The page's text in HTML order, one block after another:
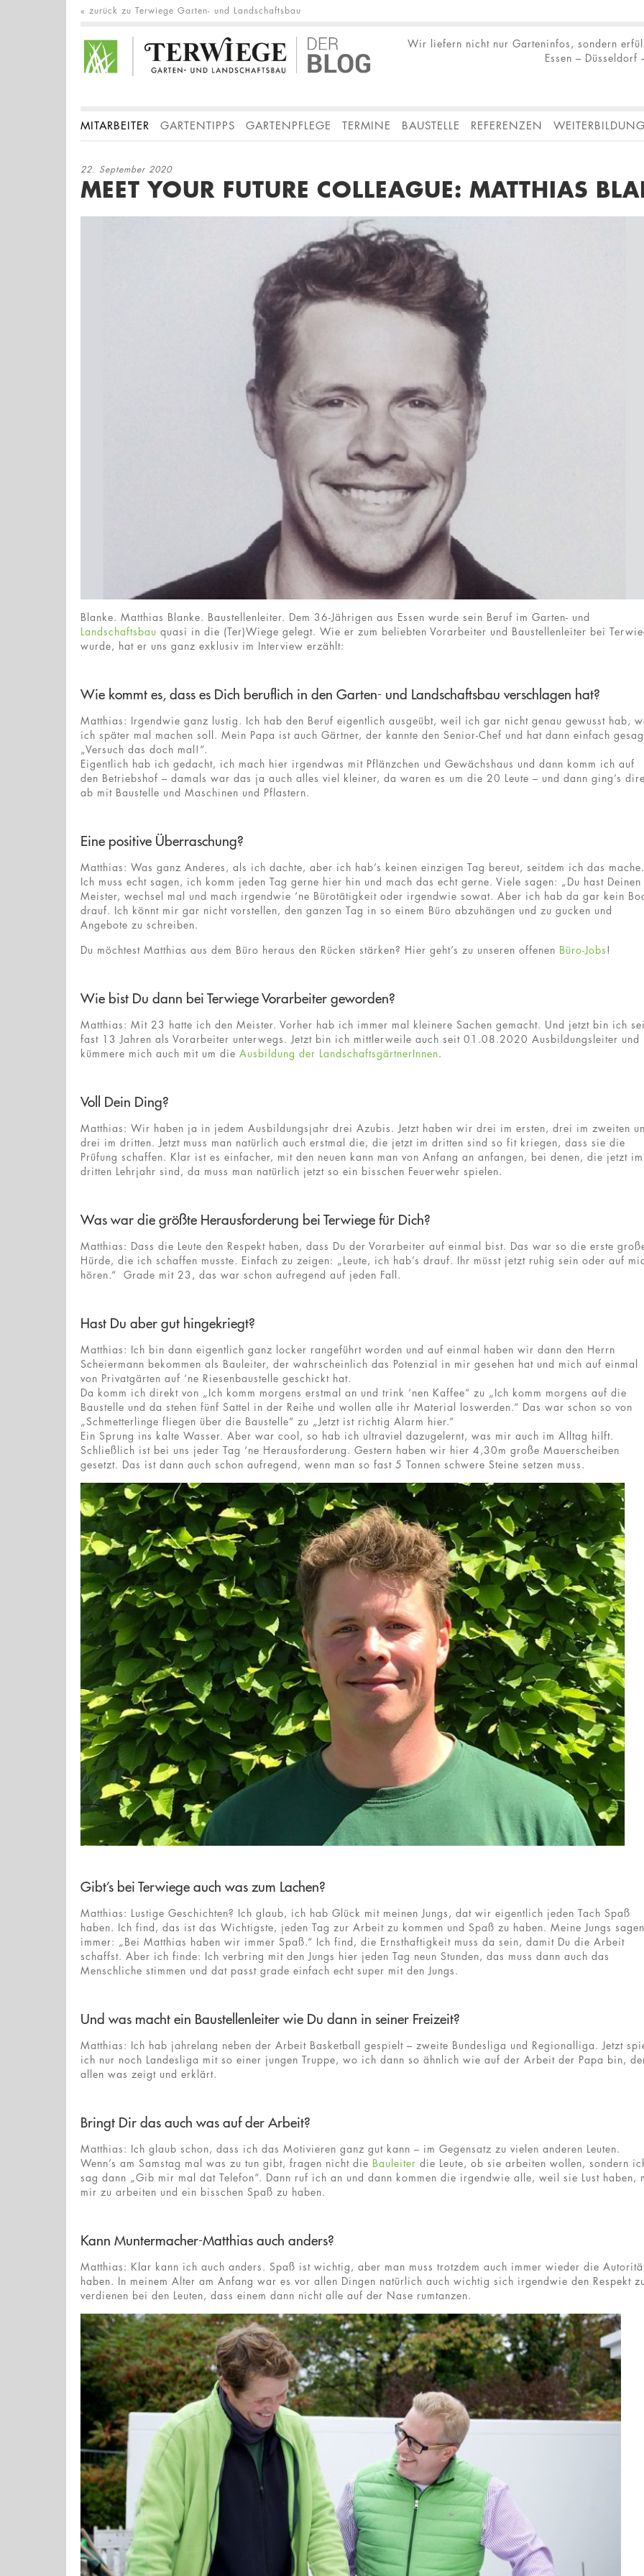
« zurück zu Terwiege Garten- und Landschaftsbau
Wir liefern nicht nur Garteninfos, sondern
Essen –
MITARBEITER GARTENTIPPS GARTENPFLEGE TERMINE BAUSTELLE REFERENZEN
22. September 2020
MEET YOUR FUTURE COLLEAGUE: MATTHIAS
Blanke. Matthias Blanke. Baustellenleiter. Dem 36-Jährigen aus Essen wurde sein Beruf im Garten- und
Landschaftsbau quasi in die (Ter)Wiege gelegt. Wie er zum beliebten Vorarbeiter und Baustellenleiter bei
wurde, hat er uns ganz exklusiv im Interview erzählt:
Wie kommt es, dass es Dich beruflich in den Garten- und Landschaftsbau verschlagen hat?
Matthias: Irgendwie ganz lustig. Ich hab den Beruf eigentlich ausgeübt, weil ich gar nicht genau gewusst hab,
ich später mal machen soll. Mein Papa ist auch Gärtner, der kannte den Senior-Chef und hat dann einfach
„Versuch das doch mal!“.
Eigentlich hab ich gedacht, ich mach hier irgendwas mit Pflänzchen und Gewächshaus und dann komm ich auf
den Betriebshof – damals war das ja auch alles viel kleiner, da waren es um die 20 Leute – und dann ging’s
ab mit Baustelle und Maschinen und Pflastern.
Eine positive Überraschung?
Matthias: Was ganz Anderes, als ich dachte, aber ich hab’s keinen einzigen Tag bereut, seitdem ich das mache.
Ich muss echt sagen, ich komm jeden Tag gerne hier hin und mach das echt gerne. Viele sagen: „Du hast Deinen
Meister, wechsel mal und mach irgendwie ‘ne Bürotätigkeit oder irgendwie sowat. Aber ich hab da gar kein
drauf. Ich könnt mir gar nicht vorstellen, den ganzen Tag in so einem Büro abzuhängen und zu gucken und
Angebote zu schreiben.
Du möchtest Matthias aus dem Büro heraus den Rücken stärken? Hier geht’s zu unseren offenen Büro-Jobs!
Wie bist Du dann bei Terwiege Vorarbeiter geworden?
Matthias: Mit 23 hatte ich den Meister. Vorher hab ich immer mal kleinere Sachen gemacht. Und jetzt bin ich
fast 13 Jahren als Vorarbeiter unterwegs. Jetzt bin ich mittlerweile auch seit 01.08.2020 Ausbildungsleiter und
kümmere mich auch mit um die Ausbildung der LandschaftsgärtnerInnen.
Voll Dein Ding?
Matthias: Wir haben ja in jedem Ausbildungsjahr drei Azubis. Jetzt haben wir drei im ersten, drei im zweiten
drei im dritten. Jetzt muss man natürlich auch erstmal die, die jetzt im dritten sind so fit kriegen, dass sie die
Prüfung schaffen. Klar ist es einfacher, mit den neuen kann man von Anfang an anfangen, bei denen, die jetzt im
dritten Lehrjahr sind, da muss man natürlich jetzt so ein bisschen Feuerwehr spielen.
Was war die größte Herausforderung bei Terwiege für Dich?
Matthias: Dass die Leute den Respekt haben, dass Du der Vorarbeiter auf einmal bist. Das war so die erste
Hürde, die ich schaffen musste. Einfach zu zeigen: „Leute, ich hab’s drauf. Ihr müsst jetzt ruhig sein oder auf
hören.“ Grade mit 23, das war schon aufregend auf jeden Fall.
Hast Du aber gut hingekriegt?
Matthias: Ich bin dann eigentlich ganz locker rangeführt worden und auf einmal haben wir dann den Herrn
Scheiermann bekommen als Bauleiter, der wahrscheinlich das Potenzial in mir gesehen hat und mich auf einmal
von Privatgärten auf ‘ne Riesenbaustelle geschickt hat.
Da komm ich direkt von „Ich komm morgens erstmal an und trink ‘nen Kaffee“ zu „Ich komm morgens auf die
Baustelle und da stehen fünf Sattel in der Reihe und wollen alle ihr Material loswerden.“ Das war schon so von
„Schmetterlinge fliegen über die Baustelle“ zu „Jetzt ist richtig Alarm hier.“
Ein Sprung ins kalte Wasser. Aber war cool, so hab ich ultraviel dazugelernt, was mir auch im Alltag hilft.
Schließlich ist bei uns jeder Tag ‘ne Herausforderung. Gestern haben wir hier 4,30m große Mauerscheiben
gesetzt. Das ist dann auch schon aufregend, wenn man so fast 5 Tonnen schwere Steine setzen muss.
Gibt’s bei Terwiege auch was zum Lachen?
Matthias: Lustige Geschichten? Ich glaub, ich hab Glück mit meinen Jungs, dat wir eigentlich jeden Tach Spaß
haben. Ich find, das ist das Wichtigste, jeden Tag zur Arbeit zu kommen und Spaß zu haben. Meine Jungs sagen
immer: „Bei Matthias haben wir immer Spaß.“ Ich find, die Ernsthaftigkeit muss da sein, damit Du die Arbeit
schaffst. Aber ich finde: Ich verbring mit den Jungs hier jeden Tag neun Stunden, das muss dann auch das
Menschliche stimmen und dat passt grade einfach echt super mit den Jungs.
Und was macht ein Baustellenleiter wie Du dann in seiner Freizeit?
Matthias: Ich hab jahrelang neben der Arbeit Basketball gespielt – zweite Bundesliga und Regionalliga. Jetzt
ich nur noch Landesliga mit so einer jungen Truppe, wo ich dann so ähnlich wie auf der Arbeit der Papa bin,
allen was zeigt und erklärt.
Bringt Dir das auch was auf der Arbeit?
Matthias: Ich glaub schon, dass ich das Motivieren ganz gut kann – im Gegensatz zu vielen anderen Leuten.
Wenn’s am Samstag mal was zu tun gibt, fragen nicht die Bauleiter die Leute, ob sie arbeiten wollen, sondern
sag dann „Gib mir mal dat Telefon“. Dann ruf ich an und dann kommen die irgendwie alle, weil sie Lust haben,
mir zu arbeiten und ein bisschen Spaß zu haben.
Kann Muntermacher-Matthias auch anders?
Matthias: Klar kann ich auch anders. Spaß ist wichtig, aber man muss trotzdem auch immer wieder die
haben. In meinem Alter am Anfang war es vor allen Dingen natürlich auch wichtig sich irgendwie den Respekt
verdienen bei den Leuten, dass einem dann nicht alle auf der Nase rumtanzen.